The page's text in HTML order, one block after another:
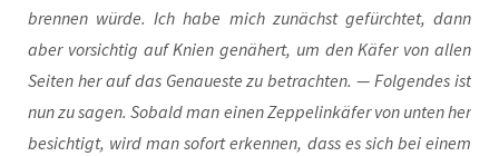
bren­nen wür­de. Ich habe mich zunächst gefürch­tet, dann
aber vor­sich­tig auf Knien genä­hert, um den Käfer von allen
Sei­ten her auf das Genau­es­te zu betrach­ten. — Fol­gen­des ist
nun zu sagen. Sobald man einen Zep­pel­in­kä­fer von unten her
besich­tigt, wird man sofort erken­nen, dass es sich bei einem